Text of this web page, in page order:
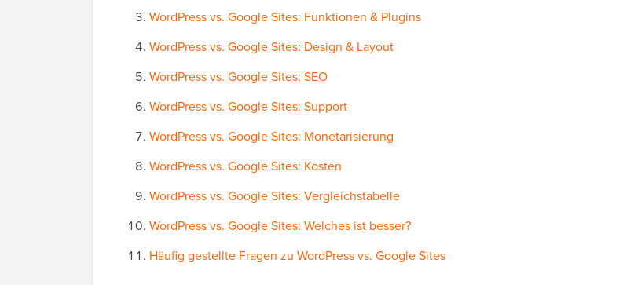
WordPress vs. Google Sites: Funktionen & Plugins
WordPress vs. Google Sites: Design & Layout
WordPress vs. Google Sites: SEO
WordPress vs. Google Sites: Support
WordPress vs. Google Sites: Monetarisierung
WordPress vs. Google Sites: Kosten
WordPress vs. Google Sites: Vergleichstabelle
WordPress vs. Google Sites: Welches ist besser?
Häufig gestellte Fragen zu WordPress vs. Google Sites